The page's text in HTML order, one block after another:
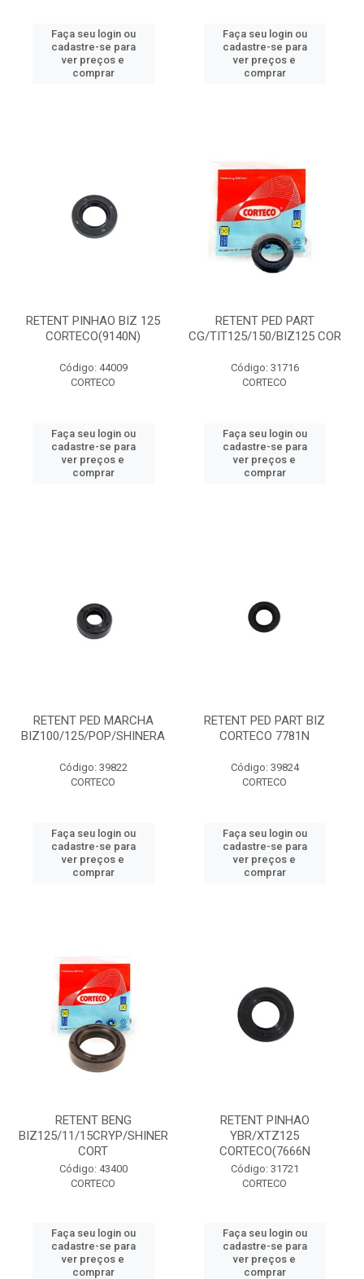
Faça seu login ou
cadastre-se para
ver preços e
comprar
Faça seu login ou
cadastre-se para
ver preços e
comprar
RETENT PINHAO BIZ 125
CORTECO(9140N)
Código: 44009
CORTECO
Faça seu login ou
cadastre-se para
ver preços e
comprar
RETENT PED PART
CG/TIT125/150/BIZ125 COR
Código: 31716
CORTECO
Faça seu login ou
cadastre-se para
ver preços e
comprar
RETENT PED MARCHA
BIZ100/125/POP/SHINERA
Código: 39822
CORTECO
Faça seu login ou
cadastre-se para
ver preços e
comprar
RETENT PED PART BIZ
CORTECO 7781N
Código: 39824
CORTECO
Faça seu login ou
cadastre-se para
ver preços e
comprar
RETENT BENG
BIZ125/11/15CRYP/SHINER
CORT
Código: 43400
CORTECO
Faça seu login ou
cadastre-se para
ver preços e
comprar
RETENT PINHAO
YBR/XTZ125
CORTECO(7666N
Código: 31721
CORTECO
Faça seu login ou
cadastre-se para
ver preços e
comprar